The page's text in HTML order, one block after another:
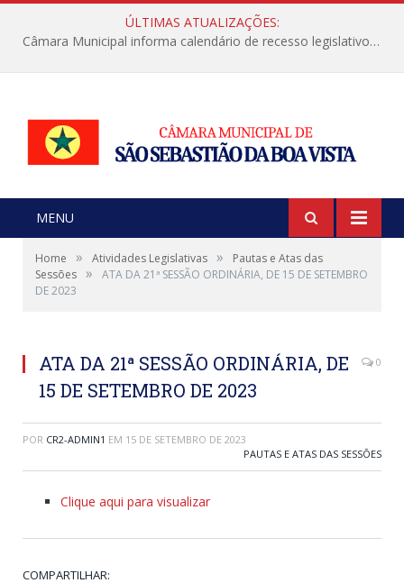
ÚLTIMAS ATUALIZAÇÕES:
Câmara Municipal informa calendário de recesso legislativo de julho
MENU
Home » Atividades Legislativas »
Pautas e Atas das
Sessões »
ATA DA 21ª SESSÃO ORDINÁRIA, DE 15 DE SETEMBRO
DE 2023
ATA DA 21ª SESSÃO ORDINÁRIA, DE
15 DE SETEMBRO DE 2023
0
POR CR2-ADMIN1 EM 15 DE SETEMBRO DE 2023
PAUTAS E ATAS DAS SESSÕES
Clique aqui para visualizar
COMPARTILHAR: